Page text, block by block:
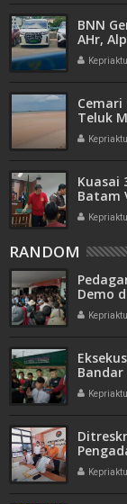
BNN
AHr,
Mitra
Teluk
Amdal
Kuasai
Batam
RANDOM
Demo
Bandar
Seroja